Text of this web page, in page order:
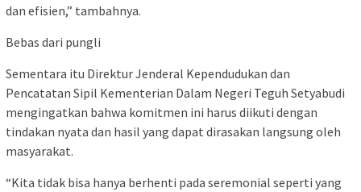
dan efisien,” tambahnya.
Bebas dari pungli
Sementara itu Direktur Jenderal Kependudukan dan
Pencatatan Sipil Kementerian Dalam Negeri Teguh Setyabudi
mengingatkan bahwa komitmen ini harus diikuti dengan
tindakan nyata dan hasil yang dapat dirasakan langsung oleh
masyarakat.
“Kita tidak bisa hanya berhenti pada seremonial seperti yang